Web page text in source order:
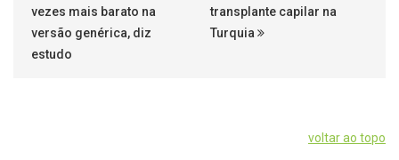
vezes mais barato na
versão genérica, diz
estudo
transplante capilar na
Turquia
voltar ao topo